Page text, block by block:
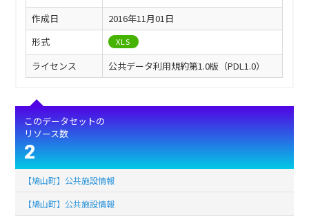
作成日
2016年11月01日
形式
XLS
ライセンス 公共データ利用規約第1.0版（PDL1.0）
このデータセットの
リソース数
2
【鳩山町】公共施設情報
【鳩山町】公共施設情報